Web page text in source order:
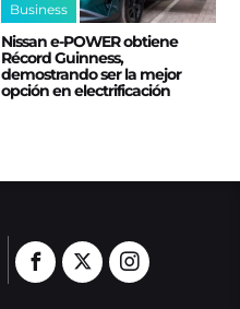
Business
Nissan e‑POWER obtiene
Récord Guinness,
demostrando ser la mejor
opción en electrificación